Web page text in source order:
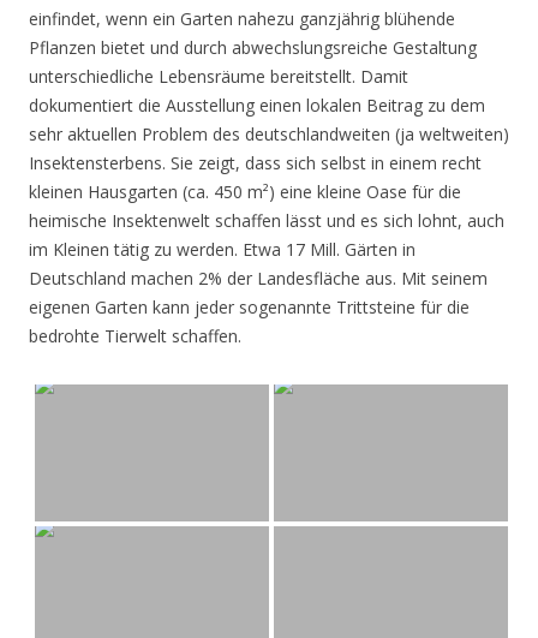
einfindet, wenn ein Garten nahezu ganzjährig blühende
Pflanzen bietet und durch abwechslungsreiche Gestaltung
unterschiedliche Lebensräume bereitstellt. Damit
dokumentiert die Ausstellung einen lokalen Beitrag zu dem
sehr aktuellen Problem des deutschlandweiten (ja weltweiten)
Insektensterbens. Sie zeigt, dass sich selbst in einem recht
kleinen Hausgarten (ca. 450 m²) eine kleine Oase für die
heimische Insektenwelt schaffen lässt und es sich lohnt, auch
im Kleinen tätig zu werden. Etwa 17 Mill. Gärten in
Deutschland machen 2% der Landesfläche aus. Mit seinem
eigenen Garten kann jeder sogenannte Trittsteine für die
bedrohte Tierwelt schaffen.